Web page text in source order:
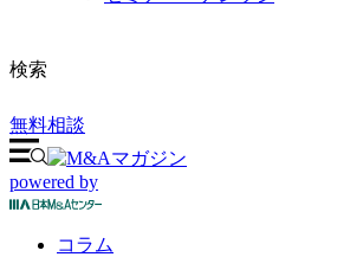
検索
無料相談
powered by
コラム